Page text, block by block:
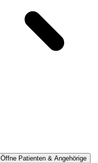
Öffne Patienten & Angehörige